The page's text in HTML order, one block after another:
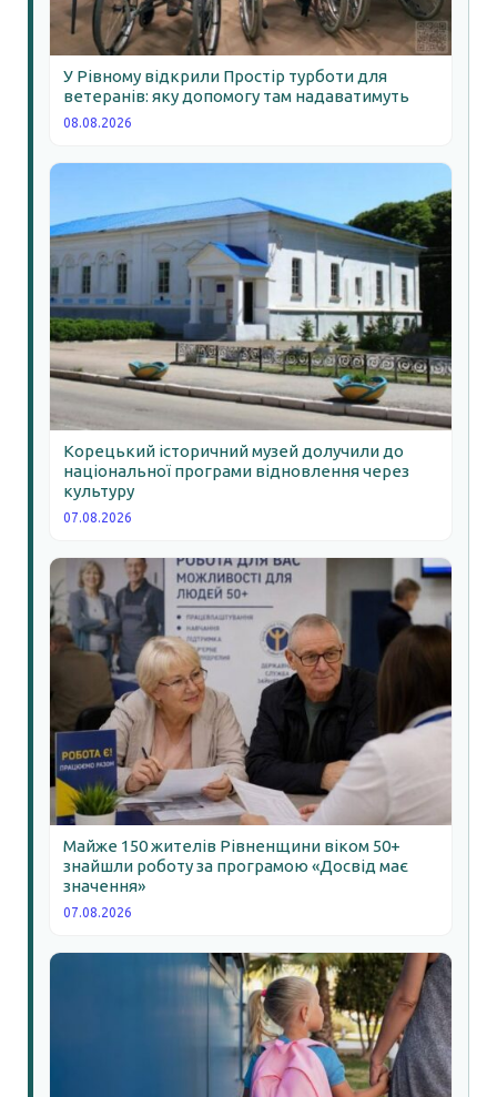
У Рівному відкрили Простір турботи для
ветеранів: яку допомогу там надаватимуть
08.08.2026
Корецький історичний музей долучили до
національної програми відновлення через
культуру
07.08.2026
Майже 150 жителів Рівненщини віком 50+
знайшли роботу за програмою «Досвід має
значення»
07.08.2026